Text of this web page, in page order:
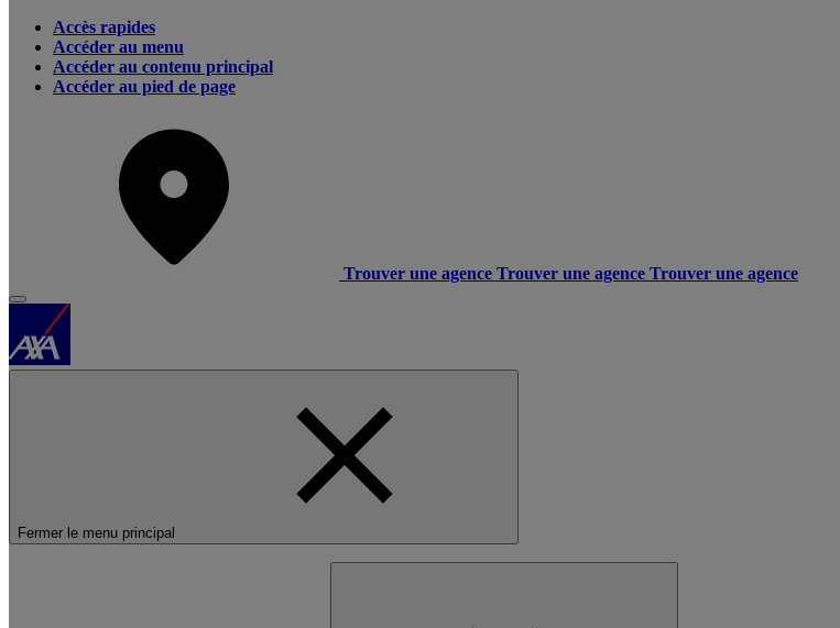
Accès rapides
Accéder au menu
Accéder au contenu principal
Accéder au pied de page
Trouver une agence Trouver une agence Trouver une agence
Fermer le menu principal